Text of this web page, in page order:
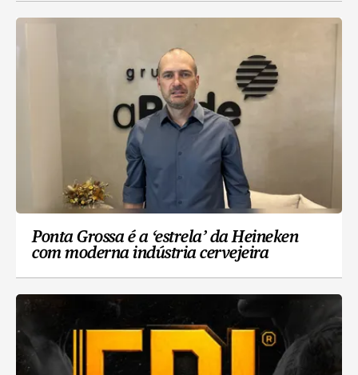
Ponta Grossa é a ‘estrela’ da Heineken
com moderna indústria cervejeira